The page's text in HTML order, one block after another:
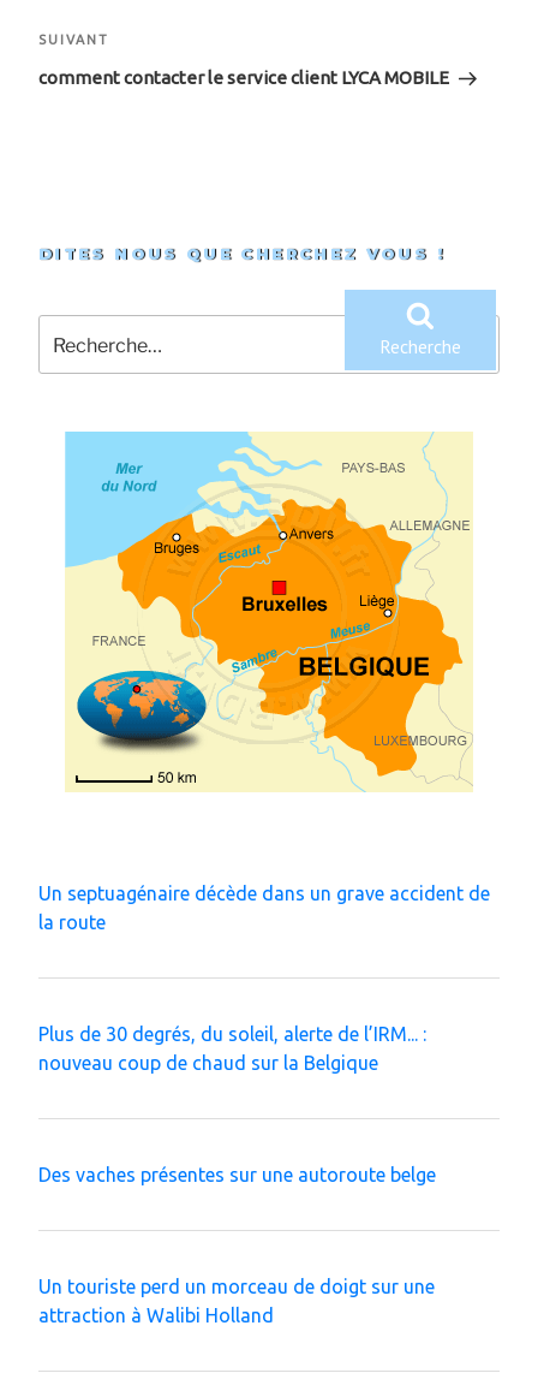
Article
suivant
SUIVANT
comment contacter le service client LYCA MOBILE
DITES NOUS QUE CHERCHEZ VOUS !
Recherche
pour
:
Recherche
Un septuagénaire décède dans un grave accident de
la route
Plus de 30 degrés, du soleil, alerte de l’IRM... :
nouveau coup de chaud sur la Belgique
Des vaches présentes sur une autoroute belge
Un touriste perd un morceau de doigt sur une
attraction à Walibi Holland